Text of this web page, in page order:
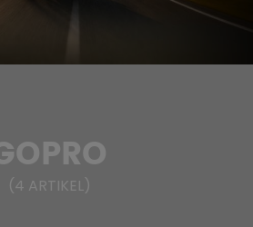
(4 ARTIKEL)